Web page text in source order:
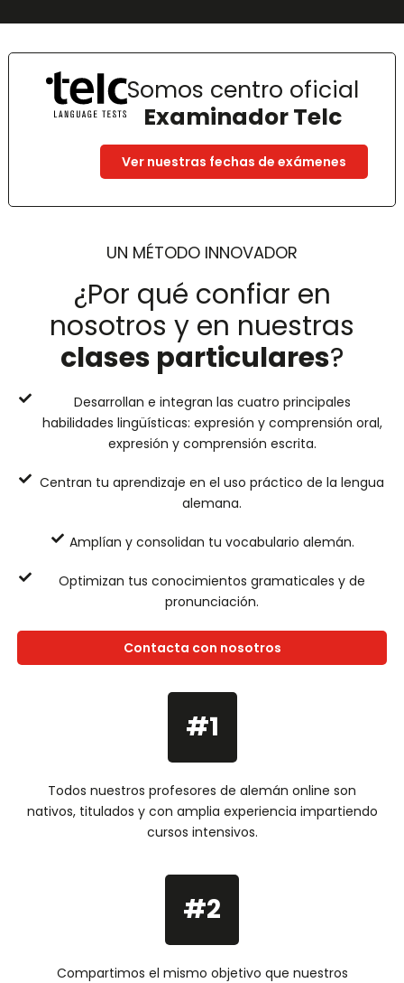
Somos centro oficial
Examinador Telc
Ver nuestras fechas de exámenes
UN MÉTODO INNOVADOR
¿Por qué confiar en
nosotros y en nuestras
clases particulares?
Desarrollan e integran las cuatro principales
habilidades lingüísticas: expresión y comprensión oral,
expresión y comprensión escrita.
Centran tu aprendizaje en el uso práctico de la lengua
alemana.
Amplían y consolidan tu vocabulario alemán.
Optimizan tus conocimientos gramaticales y de
pronunciación.
Contacta con nosotros
#1
Todos nuestros profesores de alemán online son
nativos, titulados y con amplia experiencia impartiendo
cursos intensivos.
#2
Compartimos el mismo objetivo que nuestros